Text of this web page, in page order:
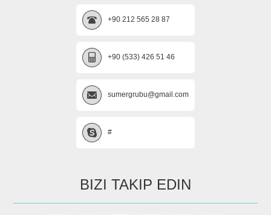
+90 212 565 28 87
+90 (533) 426 51 46
sumergrubu@gmail.com
#
BIZI TAKIP EDIN